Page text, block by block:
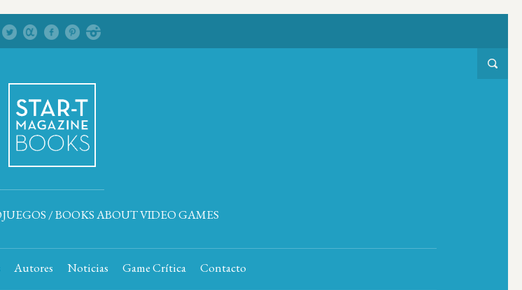
/ BOOKS ABOUT VIDEO GAMES
Autores Noticias Game Crítica Contacto